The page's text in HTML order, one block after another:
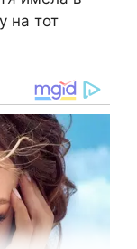
на тот